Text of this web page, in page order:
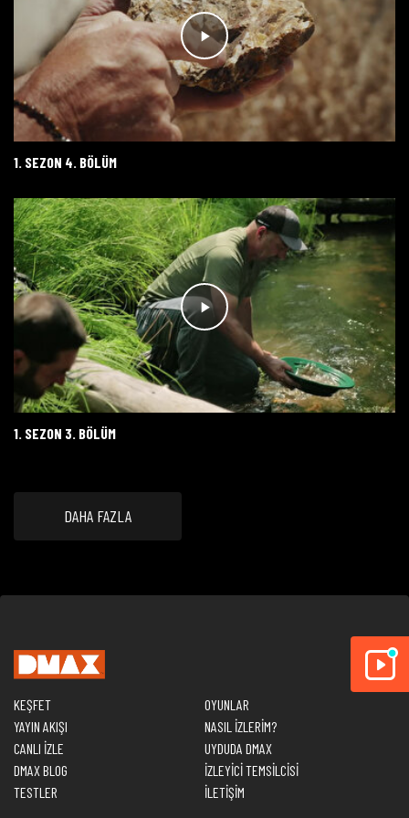
1. SEZON 4. BÖLÜM
1. SEZON 3. BÖLÜM
DAHA FAZLA
KEŞFET
YAYIN AKIŞI
CANLI İZLE
DMAX BLOG
TESTLER
OYUNLAR
NASIL İZLERİM?
UYDUDA DMAX
İZLEYİCİ TEMSİLCİSİ
İLETİŞİM